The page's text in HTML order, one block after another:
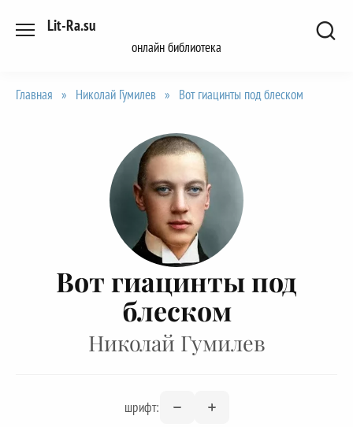
Lit-Ra.su
онлайн библиотека
Главная » Николай Гумилев » Вот гиацинты под блеском
Вот гиацинты под
блеском
Николай Гумилев
шрифт: